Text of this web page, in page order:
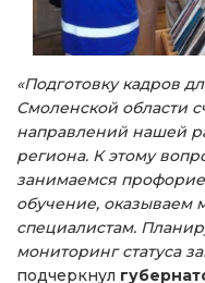
«Подготовку кадров
Смоленской области
направлений нашей
региона. К этому
занимаемся
обучение,
специалистам.
мониторинг статуса
подчеркнул